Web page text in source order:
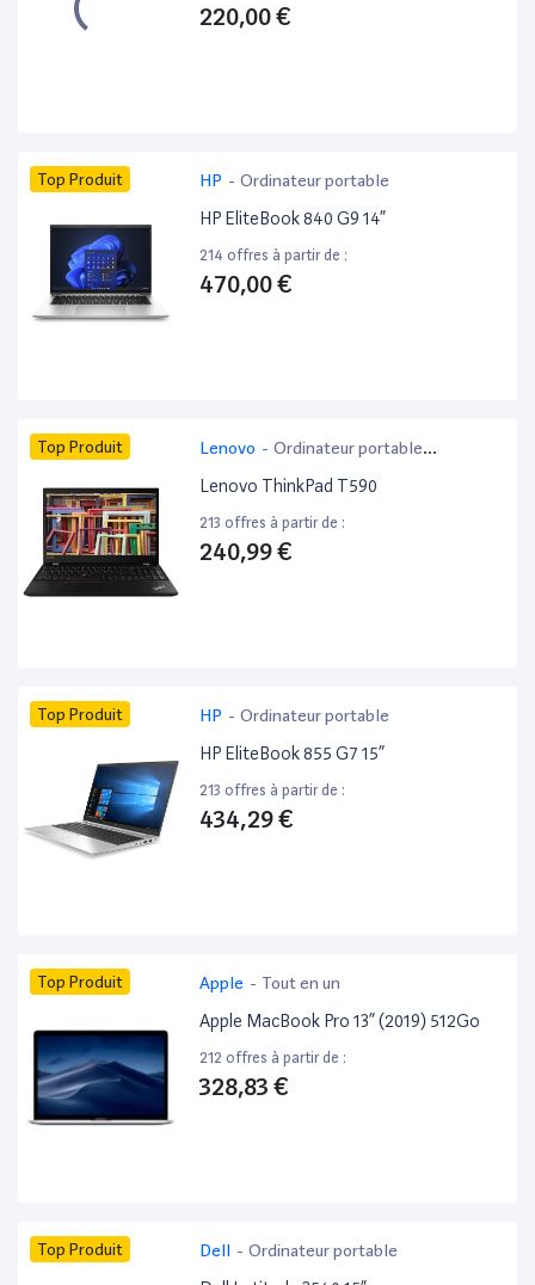
220,00 €
Top Produit HP - Ordinateur portable
HP EliteBook 840 G9 14”
214 offres à partir de :
470,00 €
Top Produit Lenovo - Ordinateur portable
bureautique
Lenovo ThinkPad T590
213 offres à partir de :
240,99 €
Top Produit HP - Ordinateur portable
HP EliteBook 855 G7 15”
213 offres à partir de :
434,29 €
Top Produit Apple - Tout en un
Apple MacBook Pro 13” (2019) 512Go
212 offres à partir de :
328,83 €
Top Produit Dell - Ordinateur portable